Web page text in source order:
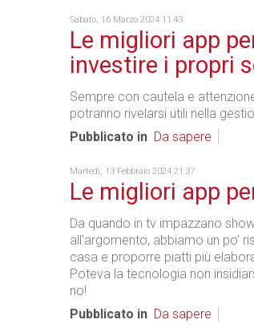
Sabato, 16 Marzo 2024 11:43
Le migliori app
investire i propri
Sempre con cautela e
potranno rivelarsi utili nella
Pubblicato in Da sapere
Martedì, 13 Febbraio 2024 21:37
Le migliori app
Da quando in tv impazzano
all’argomento, abbiamo un po’
casa e proporre piatti più
Poteva la tecnologia non
no!
Pubblicato in Da sapere